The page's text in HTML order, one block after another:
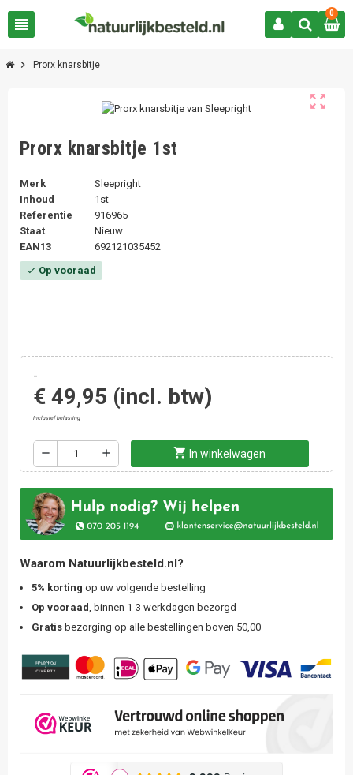
view_headline
0
chevron_right Prorx knarsbitje
zoom_out_map
Prorx knarsbitje 1st
Merk
Sleepright
Inhoud
1st
Referentie
916965
Staat
Nieuw
EAN13
692121035452
check Op vooraad
-
€ 49,95 (incl. btw)
Inclusief belasting
remove add shopping_cart In winkelwagen
Waarom Natuurlijkbesteld.nl?
5% korting op uw volgende bestelling
Op vooraad
, binnen 1-3 werkdagen bezorgd
Gratis bezorging op alle bestellingen boven 50,00